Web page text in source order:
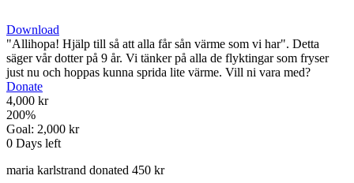
Download
"Allihopa! Hjälp till så att alla får sån värme som vi har". Detta
säger vår dotter på 9 år. Vi tänker på alla de flyktingar som fryser
just nu och hoppas kunna sprida lite värme. Vill ni vara med?
Donate
4,000 kr
200%
Goal: 2,000 kr
0 Days left
maria karlstrand donated 450 kr